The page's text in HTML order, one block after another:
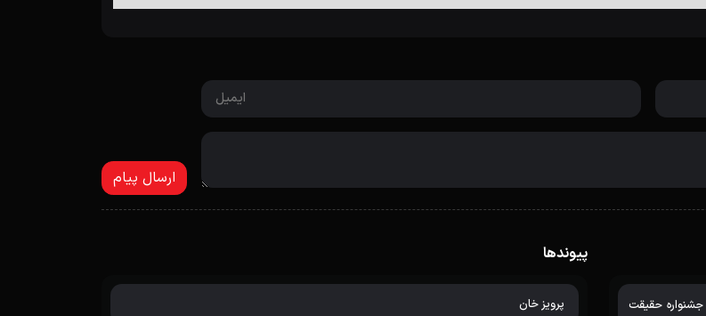
پیوندها
پرویز خان
جشنواره حقیقت